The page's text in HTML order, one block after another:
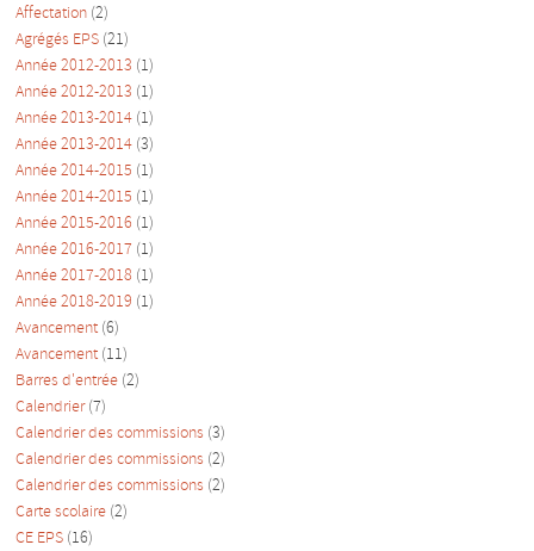
Affectation (2)
Agrégés EPS (21)
Année 2012-2013 (1)
Année 2012-2013 (1)
Année 2013-2014 (1)
Année 2013-2014 (3)
Année 2014-2015 (1)
Année 2014-2015 (1)
Année 2015-2016 (1)
Année 2016-2017 (1)
Année 2017-2018 (1)
Année 2018-2019 (1)
Avancement (6)
Avancement (11)
Barres d'entrée (2)
Calendrier(7)
Calendrier des commissions (3)
Calendrier des commissions (2)
Calendrier des commissions (2)
Carte scolaire (2)
CE EPS (16)